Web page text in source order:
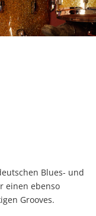
Blues- und
einen ebenso
Grooves.